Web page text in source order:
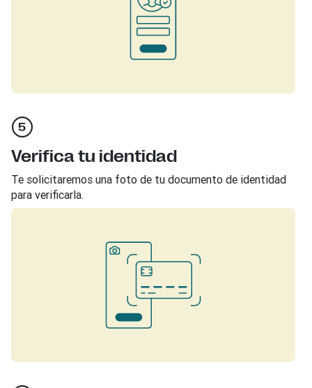
Verifica tu identidad
Te solicitaremos una foto de tu documento de identidad
para verificarla.